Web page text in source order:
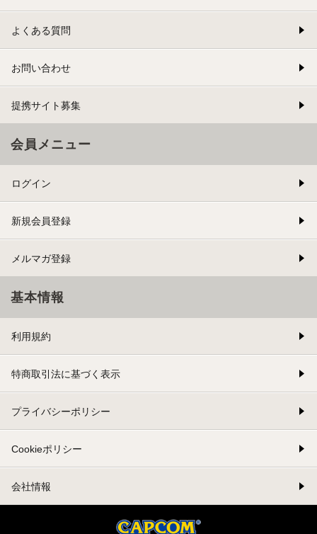
よくある質問
お問い合わせ
提携サイト募集
会員メニュー
ログイン
新規会員登録
メルマガ登録
基本情報
利用規約
特商取引法に基づく表示
プライバシーポリシー
Cookieポリシー
会社情報